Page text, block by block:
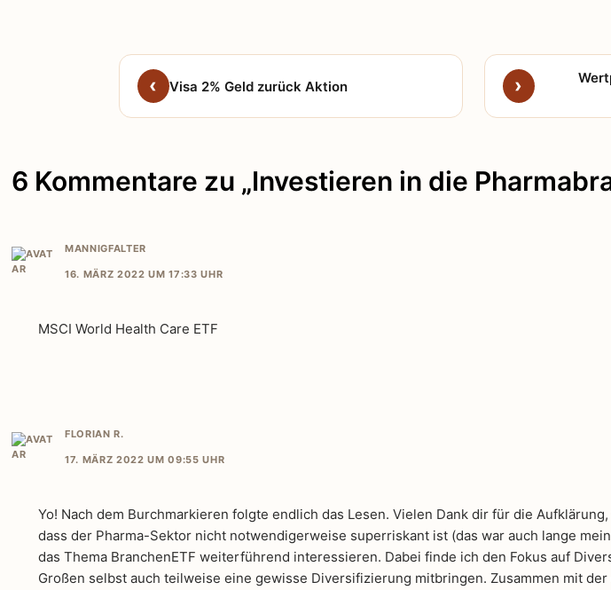
Visa 2% Geld zurück Aktion
6 Kommentare zu „Investieren in die
MANNIGFALTER
16. MÄRZ 2022 UM 17:33 UHR
MSCI World Health Care ETF
FLORIAN R.
17. MÄRZ 2022 UM 09:55 UHR
Yo! Nach dem Burchmarkieren folgte endlich das Lesen. Vielen Dank dir für die
dass der Pharma-Sektor nicht notwendigerweise superriskant ist (das war auch lange
das Thema BranchenETF weiterführend interessieren. Dabei finde ich den Fokus auf
Großen selbst auch teilweise eine gewisse Diversifizierung mitbringen. Zusammen mit